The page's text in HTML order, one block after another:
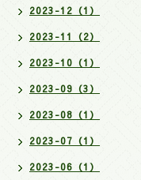
2023-12（1）
2023-11（2）
2023-10（1）
2023-09（3）
2023-08（1）
2023-07（1）
2023-06（1）